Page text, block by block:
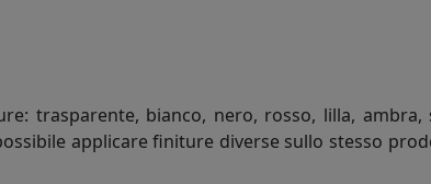
trasparente, bianco, nero, rosso, lilla, ambra,
applicare finiture diverse sullo stesso